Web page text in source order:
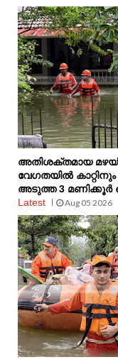
അതിശക്തമായ
വേഗതയിൽ
അടുത്ത 3 മണിക്കൂർ
Latest
Aug 05 2026